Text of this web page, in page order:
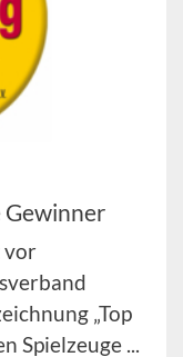
Gewinner
vor
„Top
Spielzeuge ...